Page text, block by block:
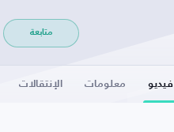
متابعة
فيديو معلومات الإنتقالات